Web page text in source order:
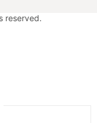
reserved.